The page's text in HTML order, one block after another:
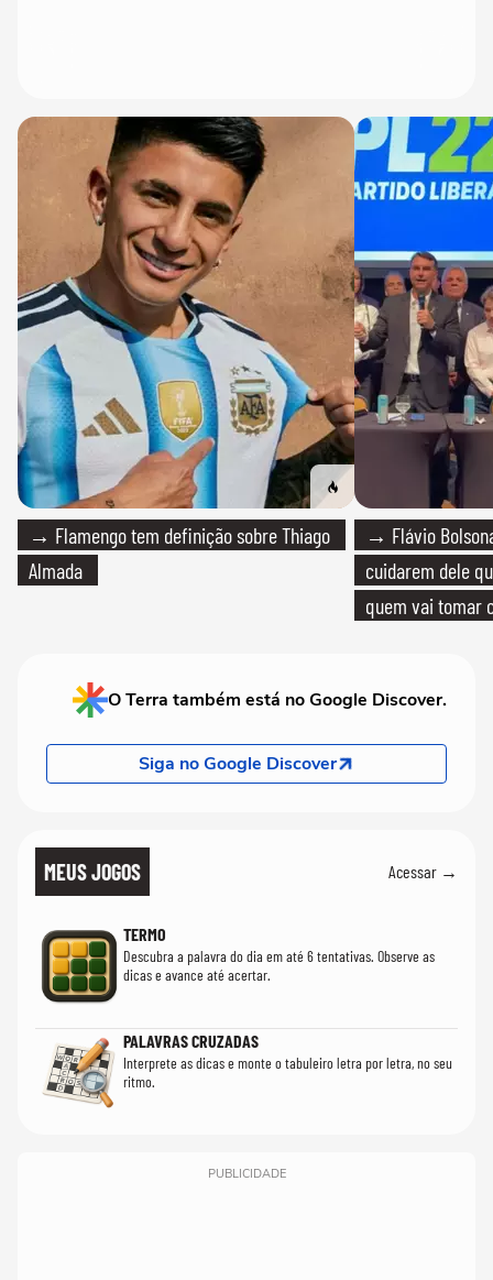
→ Flamengo tem definição sobre Thiago
Almada
→ Flávio
cuidarem dele
quem vai tomar
O Terra também está no Google Discover.
Siga no Google Discover
MEUS JOGOS Acessar →
TERMO
Descubra a palavra do dia em até 6 tentativas. Observe as
dicas e avance até acertar.
PALAVRAS CRUZADAS
Interprete as dicas e monte o tabuleiro letra por letra, no seu
ritmo.
PUBLICIDADE